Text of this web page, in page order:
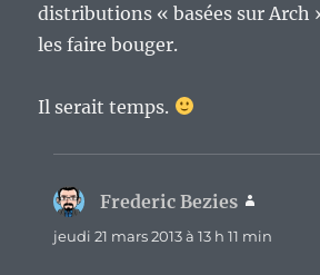
distributions « basées sur Arch
les faire bouger.
Il serait temps.
Frederic Bezies
jeudi 21 mars 2013 à 13 h 11 min